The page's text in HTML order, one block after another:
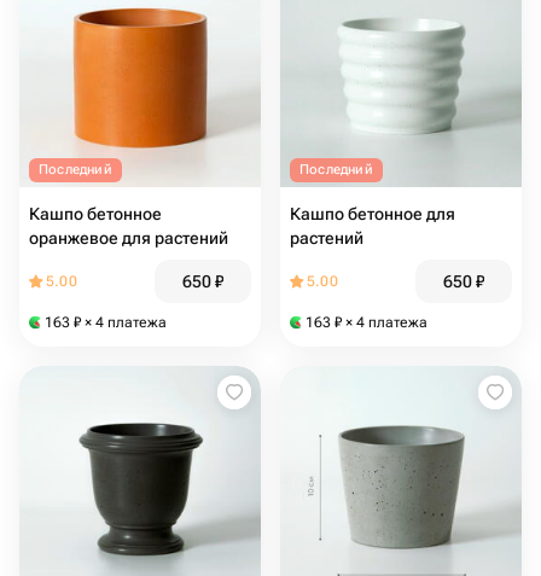
Последний
Кашпо бетонное
оранжевое для растений
5.00 650₽
163 ₽ × 4 платежа
Последний
Кашпо бетонное для
растений
5.00 650₽
163 ₽ × 4 платежа